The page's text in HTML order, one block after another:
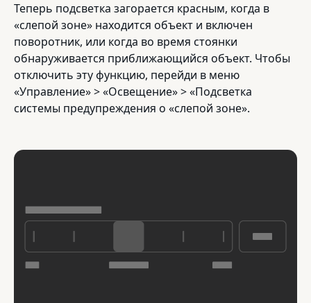
Теперь подсветка загорается красным, когда в
«слепой зоне» находится объект и включен
поворотник, или когда во время стоянки
обнаруживается приближающийся объект. Чтобы
отключить эту функцию, перейди в меню
«Управление» > «Освещение» > «Подсветка
системы предупреждения о «слепой зоне».